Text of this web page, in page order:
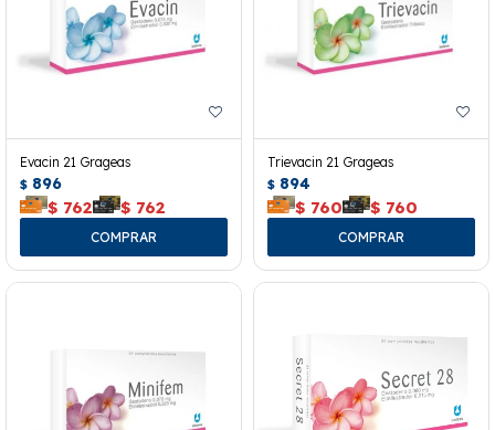
Evacin 21 Grageas
$ 896
$ 762 $ 762
Trievacin 21 Grageas
$ 894
$ 760 $ 760